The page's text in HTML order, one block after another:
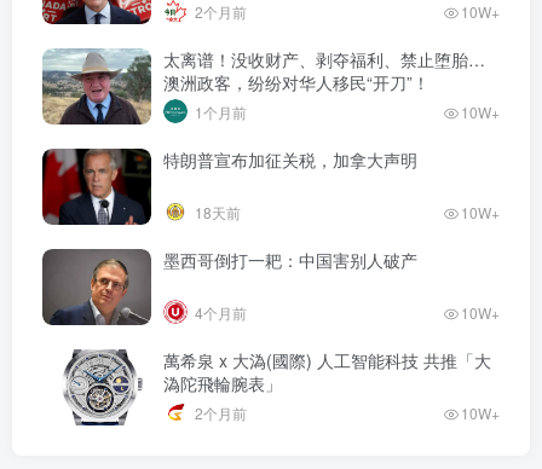
2个月前 10W+
太离谱！没收财产、剥夺福利、禁止堕胎…
澳洲政客，纷纷对华人移民“开刀”！
1个月前 10W+
特朗普宣布加征关税，加拿大声明
18天前 10W+
墨西哥倒打一耙：中国害别人破产
4个月前 10W+
萬希泉 x 大溈(國際) 人工智能科技 共推「大
溈陀飛輪腕表」
2个月前 10W+